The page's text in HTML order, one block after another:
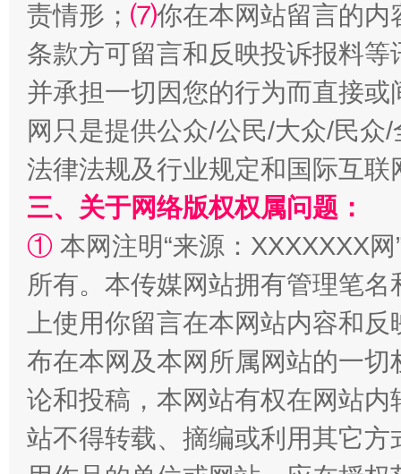
全民健身五年计划来了！等你上场
责情形； ⑺你在本网站留言的内
条款方可留言和反映投诉报料
并承担一切因您的行为而直接
网只是提供公众/公民/大众/民
法律法规及行业规定和国际互
三、关于网络版权权属问题：
① 本网注明“来源：XXXXXXX
所有。本传媒网站拥有管理笔
上使用你留言在本网站内容和
布在本网及本网所属网站的一
论和投稿，本网站有权在网站
站不得转载、摘编或利用其它